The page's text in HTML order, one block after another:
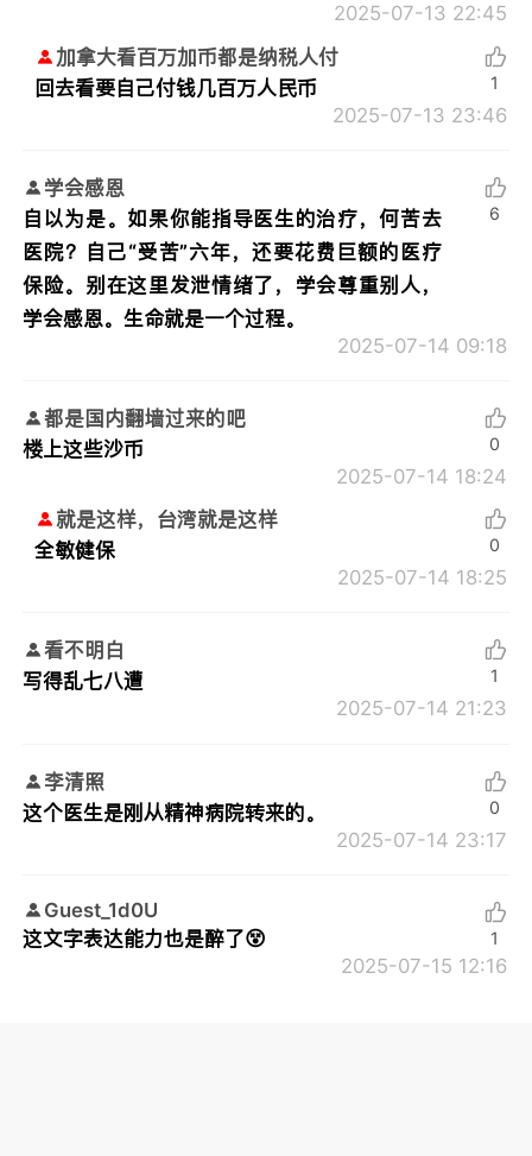
2025-07-13 22:45
加拿大看百万加币都是纳税人付
回去看要自己付钱几百万人民币
2025-07-13 23:46
1
学会感恩
自以为是。如果你能指导医生的治疗，何苦去
医院？自己“受苦”六年，还要花费巨额的医疗
保险。别在这里发泄情绪了，学会尊重别人，
学会感恩。生命就是一个过程。
2025-07-14 09:18
6
都是国内翻墙过来的吧
楼上这些沙币
2025-07-14 18:24
0
就是这样，台湾就是这样
全敏健保
2025-07-14 18:25
0
看不明白
写得乱七八遭
2025-07-14 21:23
1
李清照
这个医生是刚从精神病院转来的。
2025-07-14 23:17
0
Guest_1d0U
这文字表达能力也是醉了😵
2025-07-15 12:16
1